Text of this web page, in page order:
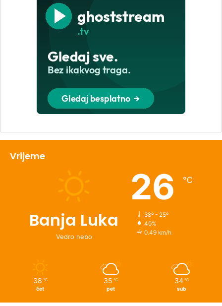
Vrijeme
Banja Luka
Vedro nebo
26 ℃
38º - 25º
40%
0.49 km/h
38 ℃
čet
35 ℃
pet
34 ℃
sub